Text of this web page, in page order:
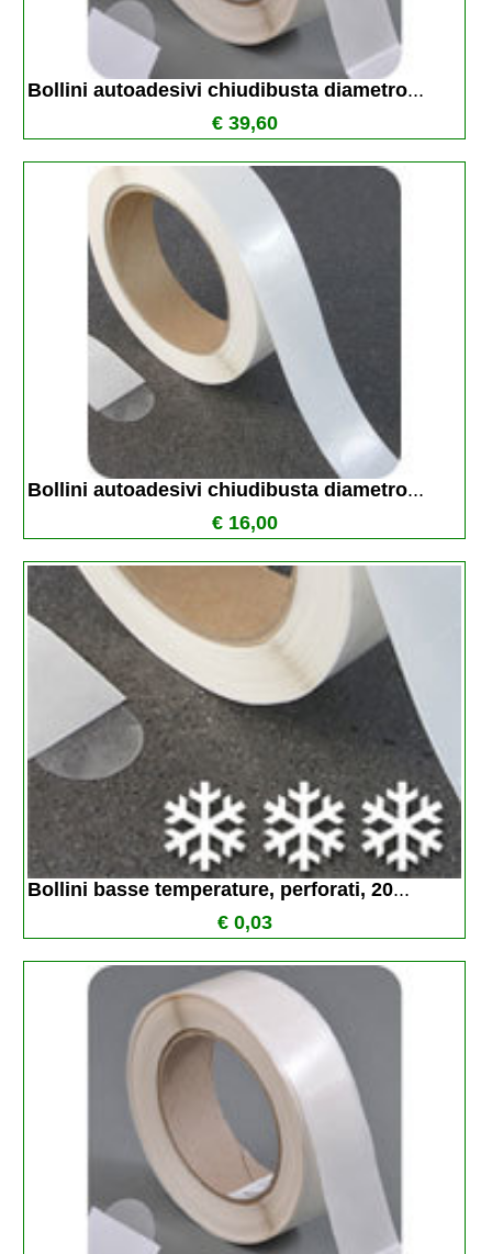
Bollini autoadesivi chiudibusta diametro...
€ 39,60
Bollini autoadesivi chiudibusta diametro...
€ 16,00
Bollini basse temperature, perforati, 20...
€ 0,03